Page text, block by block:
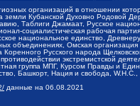
организаций в отношении
Кубанской Духовно Родовой
Таблиги Джамаат, Русское
социалистическая рабочая
национальное единство,
объединениях, Омская
Русского народа
экстремистской
группа МПГ, Курсом Правды и
Башкорт, Нация и свобода,
данные на 06.08.2021